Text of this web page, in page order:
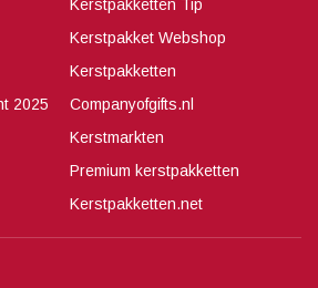
2025
Kerstpakketten Tip
Kerstpakket Webshop
Kerstpakketten
Companyofgifts.nl
Kerstmarkten
Premium kerstpakketten
Kerstpakketten.net